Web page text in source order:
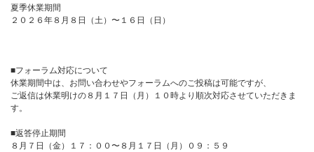
夏季休業期間
２０２６年８月８日（土）〜１６日（日）
■フォーラム対応について
休業期間中は、お問い合わせやフォーラムへのご投稿は可能ですが、
ご返信は休業明けの８月１７日（月）１０時より順次対応させていただきま
す。
■返答停止期間
８月７日（金）１７：００〜８月１７日（月）０９：５９